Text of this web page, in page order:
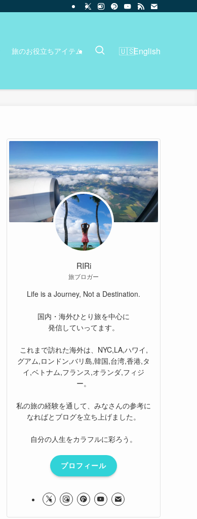
旅のお役立ちアイテム English
RIRi
旅ブロガー
Life is a Journey, Not a Destination.
国内・海外ひとり旅を中心に
発信していってます。
これまで訪れた海外は、NYC,LA,ハワイ,
グアム,ロンドン,バリ島,韓国,台湾,香港,タ
イ,ベトナム,フランス,オランダ,フィジ
ー。
私の旅の経験を通して、みなさんの参考に
なればとブログを立ち上げました。
自分の人生をカラフルに彩ろう。
プロフィール